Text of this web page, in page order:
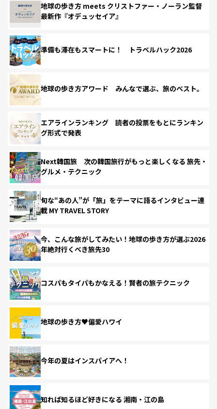
地球の歩き方 meets クリストファー・ノーラン監督
最新作『オデュッセイア』
準備も滞在もスマートに！ トラベルハック2026
地球の歩き方アワード みんなで選ぶ、旅のベスト。
エアラインランキング 読者の投票をもとにランキン
グ形式で発表
Next韓国旅 次の韓国旅行がもっと楽しくなる 旅先・
グルメ・テクニック
旬な“あの人”が「旅」をテーマに語るインタビュー連
載 MY TRAVEL STORY
今、こんな旅がしてみたい！地球の歩き方が選ぶ2026
年絶対行くべき旅先30
コスパもタイパもかなえる！賢者の旅テクニック
地球の歩き方♥偏愛ハワイ
今年の夏はインスパイアへ！
知れば知るほど好きになる 湘南・江の島